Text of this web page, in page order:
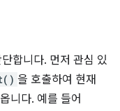
합니다. 먼저 관심 있
을 호출하여 현재
니다. 예를 들어